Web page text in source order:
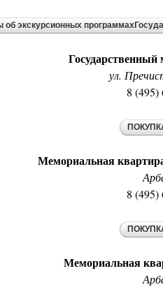
ул.
8 (495)
Мемориальная
8 (495)
Мемориальная